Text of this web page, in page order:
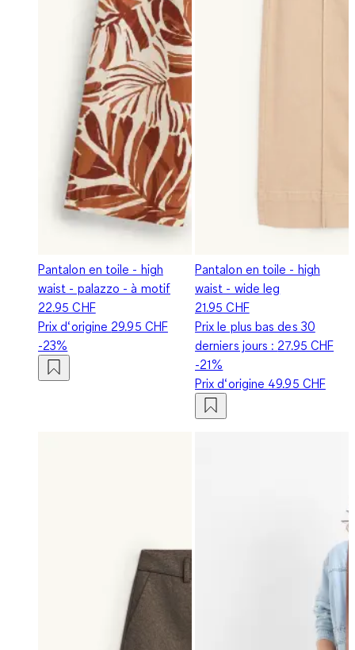
Pantalon en toile - high
waist - palazzo - à motif
22.95 CHF
Prix d‘origine 29.95 CHF
-23%
Pantalon en toile - high
waist - wide leg
21.95 CHF
Prix le plus bas des 30
derniers jours : 27.95 CHF
-21%
Prix d‘origine 49.95 CHF